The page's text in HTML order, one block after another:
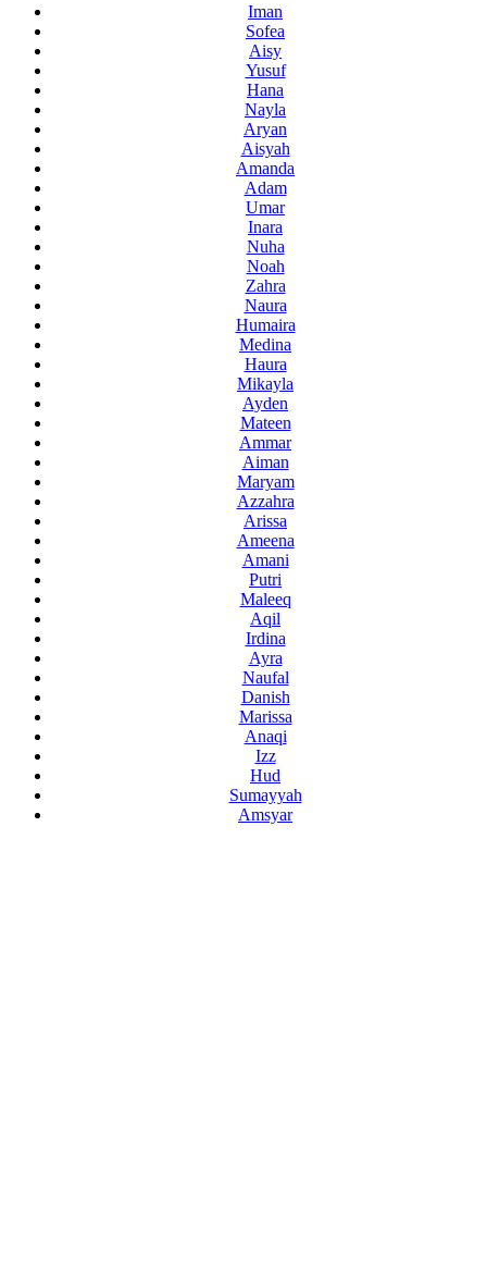
Iman
Sofea
Aisy
Yusuf
Hana
Nayla
Aryan
Aisyah
Amanda
Adam
Umar
Inara
Nuha
Noah
Zahra
Naura
Humaira
Medina
Haura
Mikayla
Ayden
Mateen
Ammar
Aiman
Maryam
Azzahra
Arissa
Ameena
Amani
Putri
Maleeq
Aqil
Irdina
Ayra
Naufal
Danish
Marissa
Anaqi
Izz
Hud
Sumayyah
Amsyar